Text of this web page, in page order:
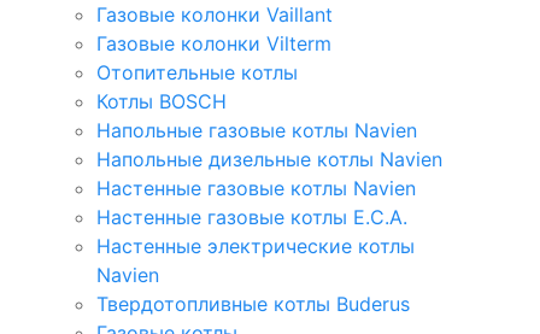
Газовые колонки Vaillant
Газовые колонки Vilterm
Отопительные котлы
Котлы BOSCH
Напольные газовые котлы Navien
Напольные дизельные котлы Navien
Настенные газовые котлы Navien
Настенные газовые котлы E.C.A.
Настенные электрические котлы
Navien
Твердотопливные котлы Buderus